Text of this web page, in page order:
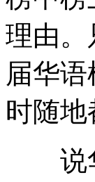
理由。
届华
时随地
说华